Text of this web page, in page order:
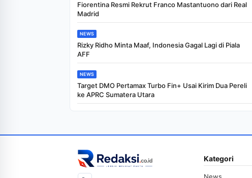
Fiorentina Resmi Rekrut Franco Mastantuono dari Real
Madrid
NEWS
Rizky Ridho Minta Maaf, Indonesia Gagal Lagi di Piala
AFF
NEWS
Target DMO Pertamax Turbo Fin+ Usai Kirim Dua Pereli
ke APRC Sumatera Utara
Kategori